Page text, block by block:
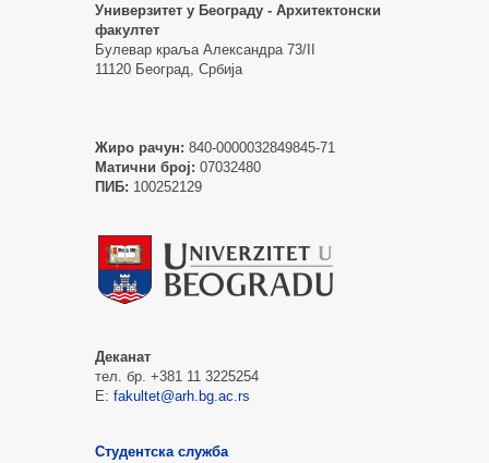
Универзитет у Београду - Архитектонски
факултет
Булевар краља Александра 73/II
11120 Београд, Србија
Жиро рачун: 840-0000032849845-71
Матични број: 07032480
ПИБ: 100252129
Деканат
тел. бр. +381 11 3225254
Е: fakultet@arh.bg.ac.rs
Студентска служба